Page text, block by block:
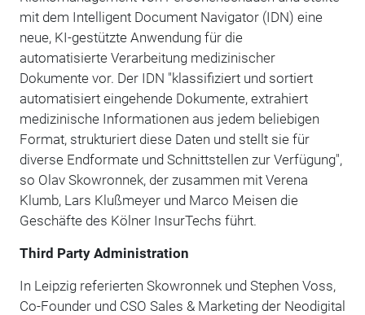
mit dem Intelligent Document Navigator (IDN) eine
neue, KI-gestützte Anwendung für die
automatisierte Verarbeitung medizinischer
Dokumente vor. Der IDN "klassifiziert und sortiert
automatisiert eingehende Dokumente, extrahiert
medizinische Informationen aus jedem beliebigen
Format, strukturiert diese Daten und stellt sie für
diverse Endformate und Schnittstellen zur Verfügung",
so Olav Skowronnek, der zusammen mit Verena
Klumb, Lars Klußmeyer und Marco Meisen die
Geschäfte des Kölner InsurTechs führt.
Third Party Administration
In Leipzig referierten Skowronnek und Stephen Voss,
Co-Founder und CSO Sales & Marketing der Neodigital